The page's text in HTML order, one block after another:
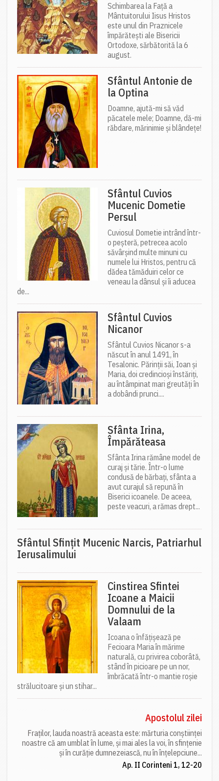
Schimbarea la Față a
Mântuitorului Iisus Hristos
este unul din Praznicele
împărătești ale Bisericii
Ortodoxe, sărbătorită la 6
august.
Sfântul Antonie de
la Optina
Doamne, ajută-mi să văd
păcatele mele; Doamne, dă-mi
răbdare, mărinimie şi blândeţe!
Sfântul Cuvios
Mucenic Dometie
Persul
Cuviosul Dometie intrând într-
o peșteră, petrecea acolo
săvârșind multe minuni cu
numele lui Hristos, pentru că
dădea tămăduiri celor ce
veneau la dânsul și îi aducea
de...
Sfântul Cuvios
Nicanor
Sfântul Cuvios Nicanor s-a
născut în anul 1491, în
Tesalonic. Părinții săi, Ioan și
Maria, doi credincioși înstăriți,
au întâmpinat mari greutăți în
a dobândi prunci....
Sfânta Irina,
Împărăteasa
Sfânta Irina rămâne model de
curaj și tărie. Într-o lume
condusă de bărbați, sfânta a
avut curajul să repună în
Biserici icoanele. De aceea,
peste veacuri, a rămas drept...
Sfântul Sfinţit Mucenic Narcis, Patriarhul
Ierusalimului
Cinstirea Sfintei
Icoane a Maicii
Domnului de la
Valaam
Icoana o înfățișează pe
Fecioara Maria în mărime
naturală, cu privirea coborâtă,
stând în picioare pe un nor,
îmbrăcată într-o mantie roșie
strălucitoare și un stihar...
Apostolul zilei
Fraților, lauda noastră aceasta este: mărturia conștiinței
noastre că am umblat în lume, și mai ales la voi, în sfințenie
și în curăție dumnezeiască, nu în înțelepciune...
Ap. II Corinteni 1, 12-20